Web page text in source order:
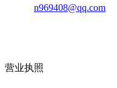
n969408@qq.com
营业执照